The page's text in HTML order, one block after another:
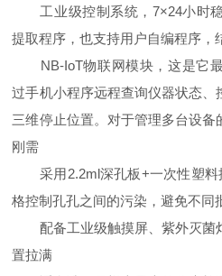
工业级控制系统，7×24小时稳
提取程序，也支持用户自编程序，
NB-IoT物联网模块，这是它
过手机小程序远程查询仪器状态
三维停止位置。对于管理多台设
刚需
采用2.2ml深孔板+一次性塑料
格控制孔孔之间的污染，避免不同
配备工业级触摸屏、紫外灭菌
置拉满